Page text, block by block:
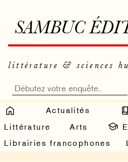
SAMBUC
littérature & sciences
Actualités
Littérature
Arts
Librairies francophones